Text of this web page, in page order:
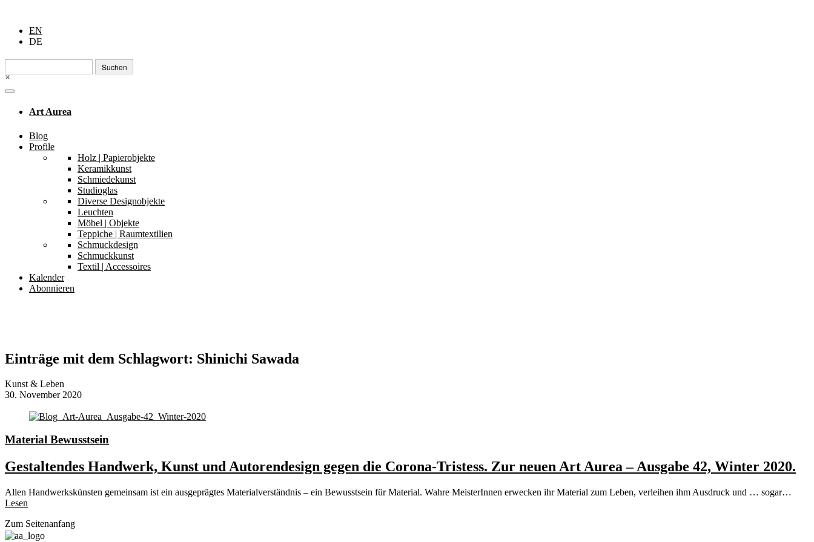
EN
DE
Suchen
nach:
×
Art Aurea
Blog
Profile
Holz | Papierobjekte
Keramikkunst
Schmiedekunst
Studioglas
Diverse Designobjekte
Leuchten
Möbel | Objekte
Teppiche | Raumtextilien
Schmuckdesign
Schmuckkunst
Textil | Accessoires
Kalender
Abonnieren
Einträge mit dem Schlagwort: Shinichi Sawada
Kunst & Leben
30. November 2020
Material Bewusstsein
Gestaltendes Handwerk, Kunst und Autorendesign gegen die Corona-Tristess. Zur neuen Art Aurea – Ausgabe 42, Winter 2020.
Allen Handwerkskünsten gemeinsam ist ein ausgeprägtes Materialverständnis – ein Bewusstsein für Material. Wahre MeisterInnen erwecken ihr Material zum Leben, verleihen ihm Ausdruck und … sogar…
Lesen
Zum Seitenanfang